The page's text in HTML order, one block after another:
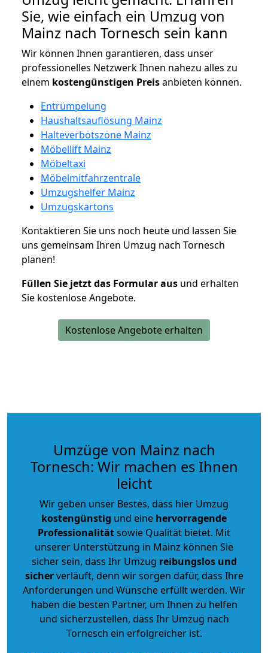
Sie, wie einfach ein Umzug von
Mainz nach Tornesch sein kann
Wir können Ihnen garantieren, dass unser
professionelles Netzwerk Ihnen nahezu alles zu
einem kostengünstigen Preisanbieten können.
Entrümpelung
Haushaltsauflösung Mainz
Halteverbotszone Mainz
Möbellift Mainz
Möbeltaxi
Möbelmitfahrzentrale
Umzugshelfer Mainz
Umzugskartons
Kontaktieren Sie uns noch heute und lassen Sie
uns gemeinsam Ihren Umzug nach Tornesch
planen!
Füllen Sie jetzt das Formular aus und erhalten
Sie kostenlose Angebote.
Kostenlose Angebote erhalten
Umzüge von Mainz nach
Tornesch: Wir machen es Ihnen
leicht
Wir geben unser Bestes, dass hier Umzug
kostengünstig und eine hervorragende
Professionalitätsowie Qualität bietet. Mit
unserer Unterstützung in Mainz können Sie
sicher sein, dass Ihr Umzug reibungslos und
sicherverläuft, denn wir sorgen dafür, dass Ihre
Anforderungen und Wünsche erfüllt werden. Wir
haben die besten Partner, um Ihnen zu helfen
und sicherzustellen, dass Ihr Umzug nach
Tornesch ein erfolgreicher ist.